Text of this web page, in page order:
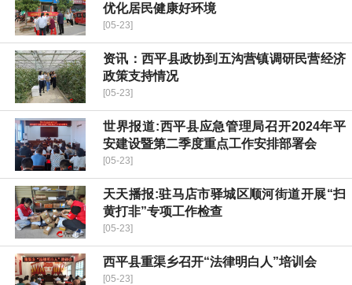
优化居民健康好环境
[05-23]
资讯：​西平县政协到五沟营镇调研民营经济
政策支持情况
[05-23]
世界报道:​西平县应急管理局召开2024年平
安建设暨第二季度重点工作安排部署会
[05-23]
天天播报:驻马店市驿城区顺河街道开展“扫
黄打非”专项工作检查
[05-23]
西平县重渠乡召开“法律明白人”培训会
[05-23]